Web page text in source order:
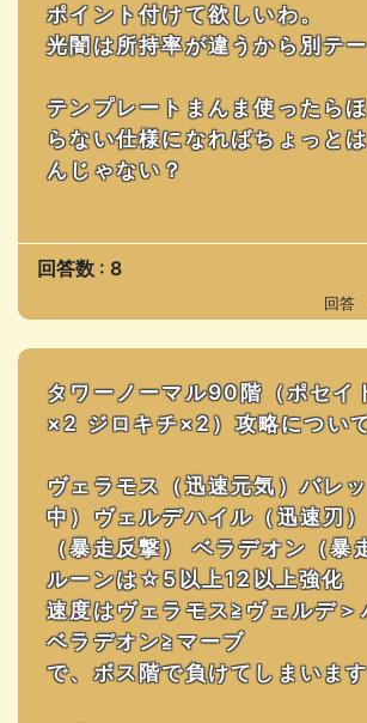
ポイント付けて欲しいわ。
光闇は所持率が違うから別テー
テンプレートまんま使ったら
らない仕様になればちょっと
んじゃない？
回答数 : 8
回答
タワーノーマル90階（ポセイ
×2 ジロキチ×2）攻略につい
ヴェラモス（迅速元気）バレ
中）ヴェルデハイル（迅速刃
（暴走反撃） ベラデオン（暴
ルーンは☆5以上12以上強化
速度はヴェラモス≧ヴェルデ＞
ベラデオン≧マーブ
で、ボス階で負けてしまいます